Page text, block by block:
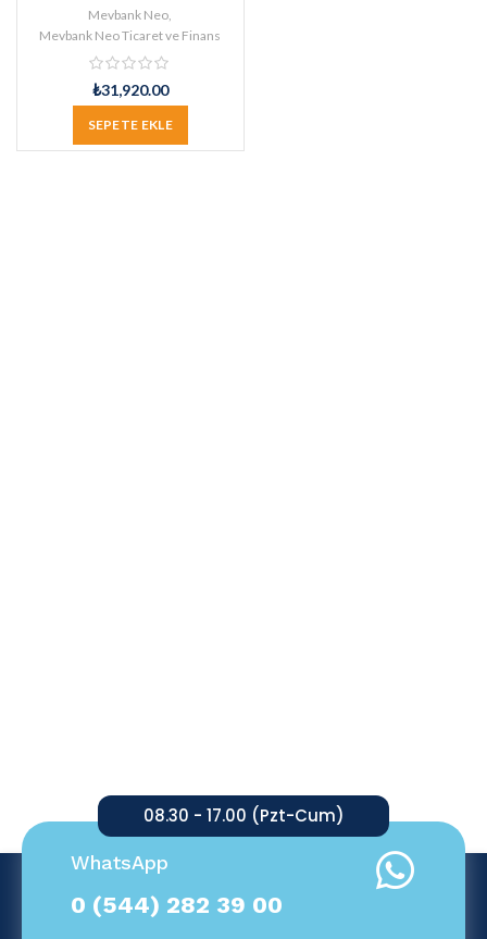
Mevbank Neo
Mevbank Neo Ticaret ve Finans
₺31,920.00
SEPETE EKLE
08.30 - 17.00 (Pzt-Cum)
WhatsApp
0 (544) 282 39 00